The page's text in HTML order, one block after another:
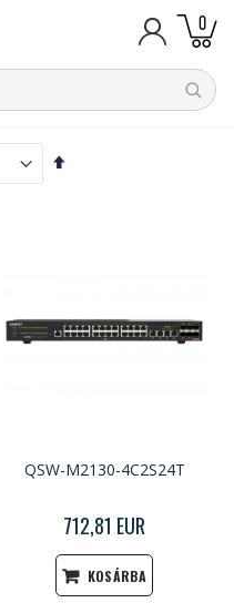
Kosár
0
Csökkenő
QSW-M2130-4C2S24T
712,81 EUR
KOSÁRBA